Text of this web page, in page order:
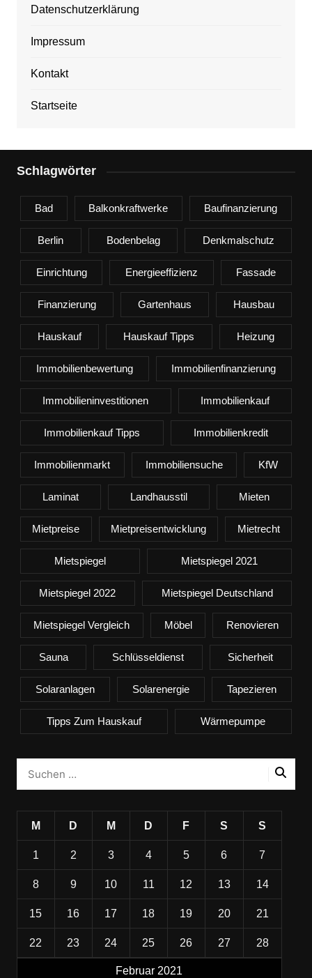
Datenschutzerklärung
Impressum
Kontakt
Startseite
Schlagwörter
Bad Balkonkraftwerke Baufinanzierung
Berlin Bodenbelag Denkmalschutz
Einrichtung Energieeffizienz Fassade
Finanzierung Gartenhaus Hausbau
Hauskauf Hauskauf Tipps Heizung
Immobilienbewertung Immobilienfinanzierung
Immobilieninvestitionen Immobilienkauf
Immobilienkauf Tipps Immobilienkredit
Immobilienmarkt Immobiliensuche KfW
Laminat Landhausstil Mieten
Mietpreise Mietpreisentwicklung Mietrecht
Mietspiegel Mietspiegel 2021
Mietspiegel 2022 Mietspiegel Deutschland
Mietspiegel Vergleich Möbel Renovieren
Sauna Schlüsseldienst Sicherheit
Solaranlagen Solarenergie Tapezieren
Tipps Zum Hauskauf Wärmepumpe
Februar 2021
M D M D F S S
1 2 3 4 5 6 7
8 9 10 11 12 13 14
15 16 17 18 19 20 21
22 23 24 25 26 27 28